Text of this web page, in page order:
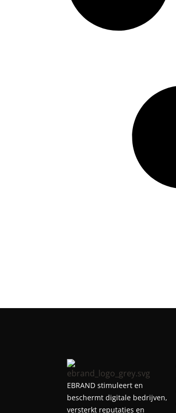
EBRAND stimuleert en
beschermt digitale bedrijven,
versterkt reputaties en